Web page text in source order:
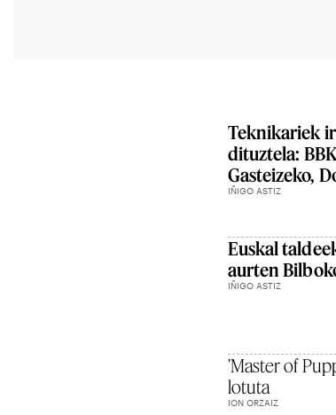
Teknikariek
dituztela:
Gasteizeko,
IÑIGO ASTIZ
Euskal
aurten
IÑIGO ASTIZ
'Master of
lotuta
ION ORZAIZ